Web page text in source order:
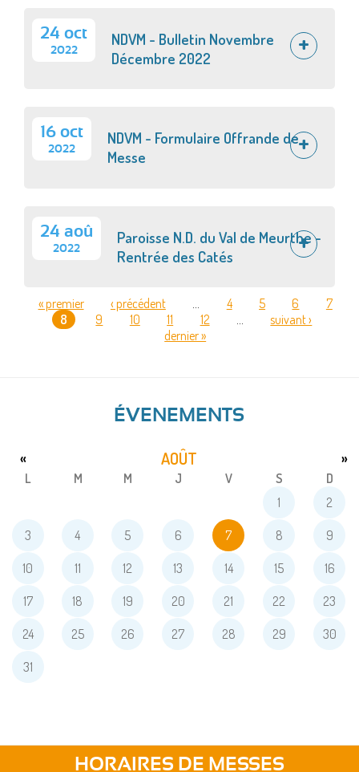
24 oct
2022
NDVM - Bulletin Novembre
Décembre 2022
16 oct
2022
NDVM - Formulaire Offrande de
Messe
24 aoû
2022
Paroisse N.D. du Val de Meurthe -
Rentrée des Catés
PAGES
« premier ‹ précédent … 4 5 6
7
8
9 10 11 12 …
suivant ›
dernier »
ÉVENEMENTS
AOÛT
« »
L M M J V S
D
1
2
3 4 5 6 7 8 9
10 11 12 13 14 15 16
17 18 19 20 21 22 23
24 25 26 27 28 29 30
31
HORAIRES DE MESSES